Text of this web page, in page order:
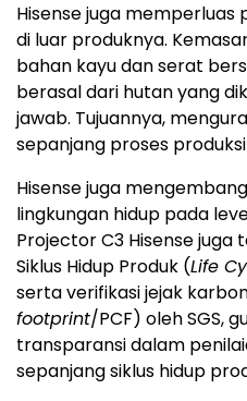
Hisense juga
di luar produknya.
bahan kayu dan serat
berasal dari hutan yang
jawab. Tujuannya,
sepanjang proses
Hisense juga
lingkungan hidup pada
Projector C3 Hisense juga
Siklus Hidup Produk (Life
serta verifikasi jejak
footprint/PCF) oleh SGS,
transparansi dalam
sepanjang siklus hidup